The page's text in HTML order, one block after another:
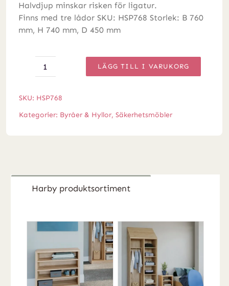
Halvdjup minskar risken för ligatur.
Finns med tre lådor SKU: HSP768 Storlek: B 760
mm, H 740 mm, D 450 mm
Harby
-
mängd
LÄGG TILL I VARUKORG
SKU: HSP768
Kategorier: Byråer & Hyllor, Säkerhetsmöbler
Harby produktsortiment